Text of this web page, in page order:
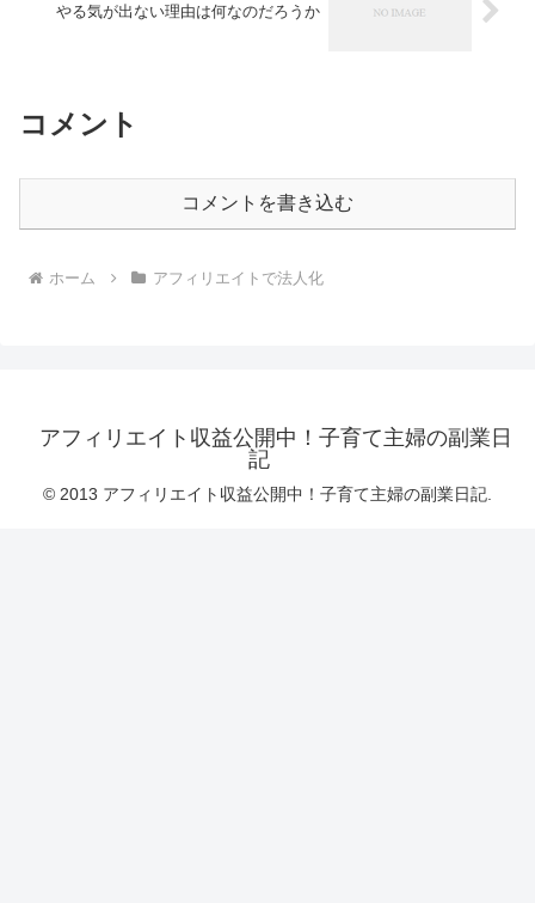
やる気が出ない理由は何なのだろうか
コメント
コメントを書き込む
ホーム アフィリエイトで法人化
アフィリエイト収益公開中！子育て主婦の副業日
記
© 2013 アフィリエイト収益公開中！子育て主婦の副業日記.